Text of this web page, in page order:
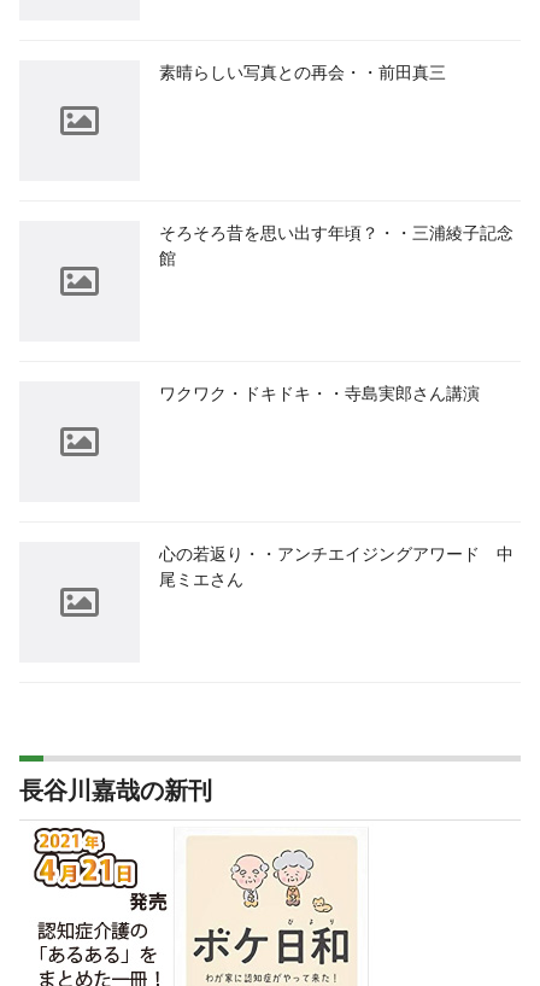
素晴らしい写真との再会・・前田真三
そろそろ昔を思い出す年頃？・・三浦綾子記念
館
ワクワク・ドキドキ・・寺島実郎さん講演
心の若返り・・アンチエイジングアワード 中
尾ミエさん
長谷川嘉哉の新刊